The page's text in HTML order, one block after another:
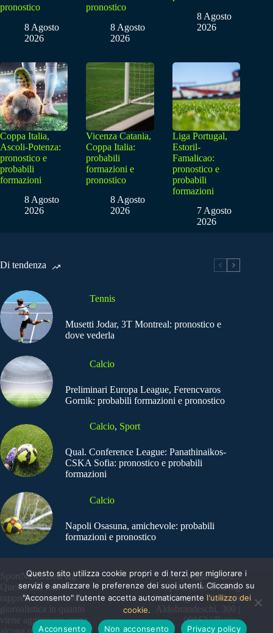
pronostico
8 Agosto
2026
pronostico
8 Agosto
2026
8 Agosto
2026
Coppa Italia,
Ascoli-Potenza:
pronostico e
probabili
formazioni
8 Agosto
2026
Vicenza Catania,
Coppa Italia:
probabili
formazioni e
pronostico
8 Agosto
2026
Liga Portugal,
Estoril-
Famalicao:
pronostico e
probabili
formazioni
7 Agosto
2026
Di tendenza
Tennis
Musetti Jodar, 3T Montreal: pronostico e
dove vederla
Calcio
Preliminari Europa League, Ferencvaros
Gornik: probabili formazioni e pronostico
Calcio, Sport
Qual. Conference League: Panathinaikos-
CSKA Sofia: pronostico e probabili
formazioni
Calcio
Napoli Osasuna, amichevole: probabili
formazioni e pronostico
SportNews.BetFlag -
Questo sito non
rappresenta una testata
giornalistica in quanto
viene aggiornato senza
Copyright © 2025
SportNews BetFlag
Sede Legale: Via degli
Aldobrandeschi, 300 |
00163 | Roma
Questo sito utilizza cookie propri e di terzi per migliorare i
servizi e analizzare le preferenze dei suoi utenti. Cliccando su
"Acconsento" l'utente accetta automaticamente l'utilizzo dei
cookie.
Acconsento
Non acconsento Privacy policy